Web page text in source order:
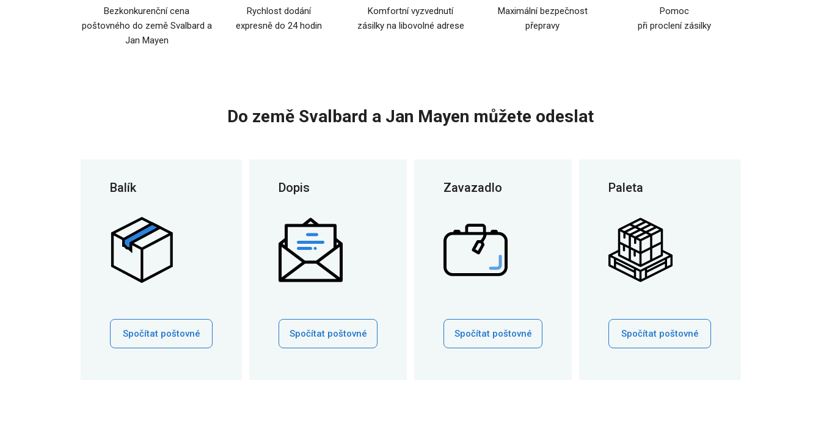
Bezkonkurenční cena
poštovného do země Svalbard a
Jan Mayen
Rychlost dodání
expresně do 24 hodin
Komfortní vyzvednutí
zásilky na libovolné adrese
Maximální bezpečnost
přepravy
Pomoc
při proclení zásilky
Do země Svalbard a Jan Mayen můžete odeslat
Balík
Spočítat poštovné
Dopis
Spočítat poštovné
Zavazadlo
Spočítat poštovné
Paleta
Spočítat poštovné